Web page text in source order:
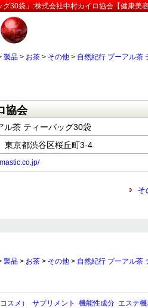
30袋」:株式会社中村カイロ協会【健康美
製品 > お茶 > その他 > 自然紀行 プーアル茶
協会
ル茶 ティーバッグ30袋
京都渋谷区桜丘町3-4
そ
製品 > お茶 > その他 > 自然紀行 プーアル茶
スメ） サプリメント 機能性成分 エステ